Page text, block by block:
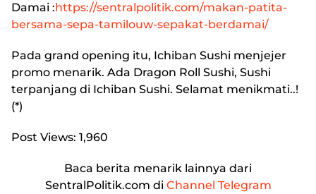
Damai :https://sentralpolitik.com/makan-patita-
bersama-sepa-tamilouw-sepakat-berdamai/
Pada grand opening itu, Ichiban Sushi menjejer
promo menarik. Ada Dragon Roll Sushi, Sushi
terpanjang di Ichiban Sushi. Selamat menikmati..!
(*)
Post Views: 1,960
Baca berita menarik lainnya dari
SentralPolitik.com di Channel Telegram